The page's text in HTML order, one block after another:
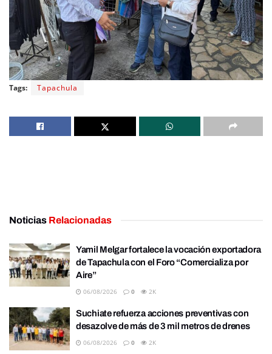
Tags: Tapachula
Noticias Relacionadas
Yamil Melgar fortalece la vocación exportadora
de Tapachula con el Foro “Comercializa por
Aire”
06/08/2026 0 2K
Suchiate refuerza acciones preventivas con
desazolve de más de 3 mil metros de drenes
06/08/2026 0 2K